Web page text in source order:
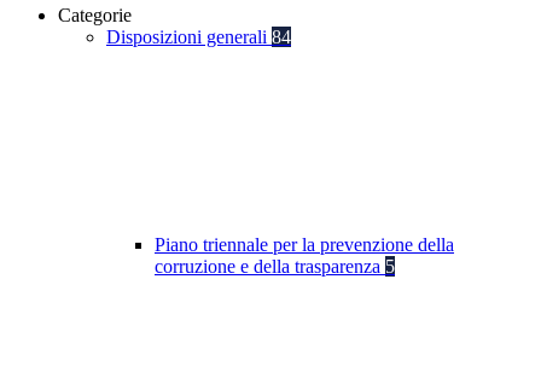
Categorie
Disposizioni generali 84
Piano triennale per la prevenzione della
corruzione e della trasparenza 5